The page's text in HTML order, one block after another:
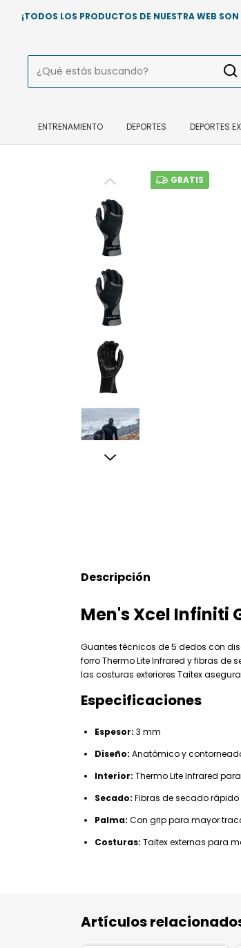
¡TODOS LOS PRODUCTOS DE NUESTRA WEB
ENTRENAMIENTO DEPORTES DEPORTES
GRATIS
Descripción
Men's Xcel Infiniti
Guantes técnicos de 5 dedos con
forro Thermo Lite Infrared y fibras
las costuras exteriores Taitex
Especificaciones
Espesor: 3 mm
Diseño: Anatómico y
Interior: Thermo Lite Infrared
Secado: Fibras de secado rápido
Palma: Con grip para mayor
Costuras: Taitex externas para
Artículos